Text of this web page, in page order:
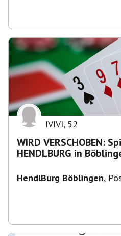
IVIVI, 52
WIRD VERSCHOBEN:
HENDLBURG in
HendlBurg Böblingen,